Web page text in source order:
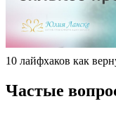
10 лайфхаков как
Частые